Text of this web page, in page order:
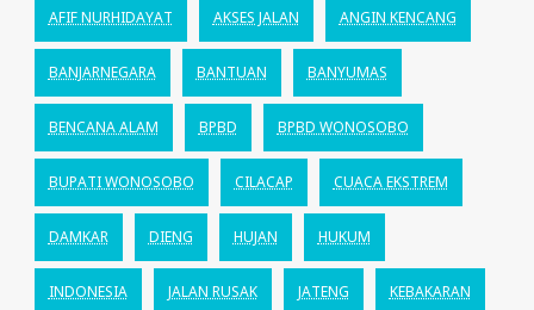
AFIF NURHIDAYAT AKSES JALAN ANGIN KENCANG
BANJARNEGARA BANTUAN BANYUMAS
BENCANA ALAM BPBD BPBD WONOSOBO
BUPATI WONOSOBO CILACAP CUACA EKSTREM
DAMKAR DIENG HUJAN HUKUM
INDONESIA JALAN RUSAK JATENG KEBAKARAN